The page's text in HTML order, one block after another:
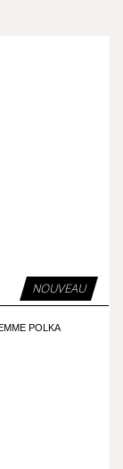
NOUVEAU
POLKA